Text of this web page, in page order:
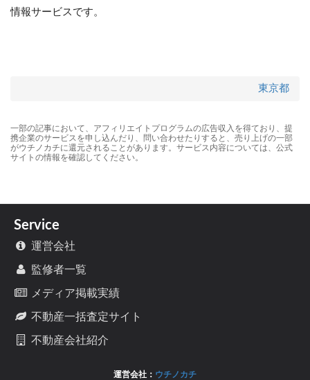
情報サービスです。
東京都
一部の記事において、アフィリエイトプログラムの広告収入を得ており、提
携企業のサービスを申し込んだり、問い合わせたりすると、売り上げの一部
がウチノカチに還元されることがあります。サービス内容については、公式
サイトの情報を確認してください。
Service
運営会社
監修者一覧
メディア掲載実績
不動産一括査定サイト
不動産会社紹介
運営会社： ウチノカチ